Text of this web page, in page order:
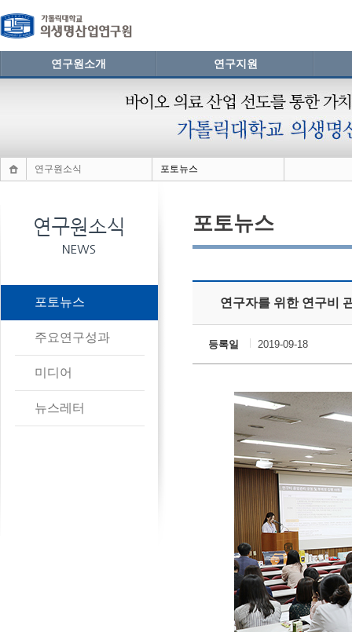
연구원소개 연구지원
연구원소식 포토뉴스
포토뉴스
주요연구성과
미디어
뉴스레터
포토뉴스
연구자를 위한 연구비
등록일 2019-09-18